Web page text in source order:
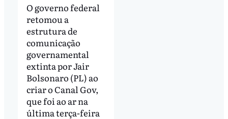
O governo federal
retomou a
estrutura de
comunicação
governamental
extinta por Jair
Bolsonaro (PL) ao
criar o Canal Gov,
que foi ao ar na
última terça-feira